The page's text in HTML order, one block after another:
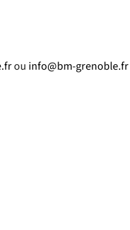
ou info@bm-grenoble.fr